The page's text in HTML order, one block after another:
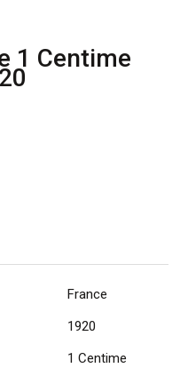
1 Centime
France
1920
1 Centime